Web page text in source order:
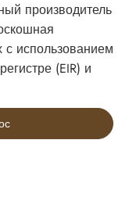
производитель
с использованием
(EIR) и